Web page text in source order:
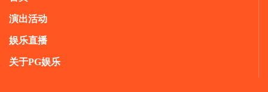
演出活动
娱乐直播
关于PG娱乐